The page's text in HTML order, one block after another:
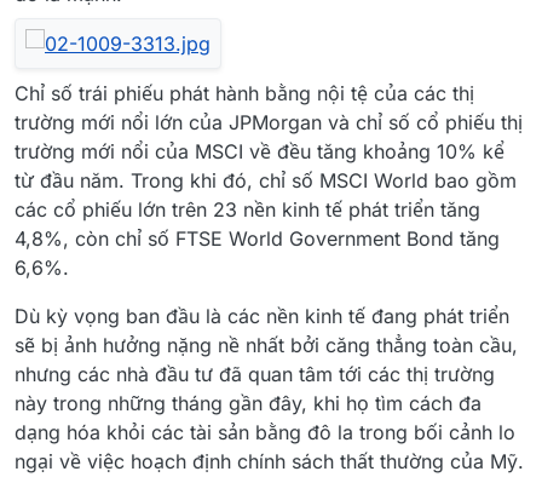
Chỉ số trái phiếu phát hành bằng nội tệ của các thị
trường mới nổi lớn của JPMorgan và chỉ số cổ phiếu thị
trường mới nổi của MSCI về đều tăng khoảng 10% kể
từ đầu năm. Trong khi đó, chỉ số MSCI World bao gồm
các cổ phiếu lớn trên 23 nền kinh tế phát triển tăng
4,8%, còn chỉ số FTSE World Government Bond tăng
6,6%.
Dù kỳ vọng ban đầu là các nền kinh tế đang phát triển
sẽ bị ảnh hưởng nặng nề nhất bởi căng thẳng toàn cầu,
nhưng các nhà đầu tư đã quan tâm tới các thị trường
này trong những tháng gần đây, khi họ tìm cách đa
dạng hóa khỏi các tài sản bằng đô la trong bối cảnh lo
ngại về việc hoạch định chính sách thất thường của Mỹ.